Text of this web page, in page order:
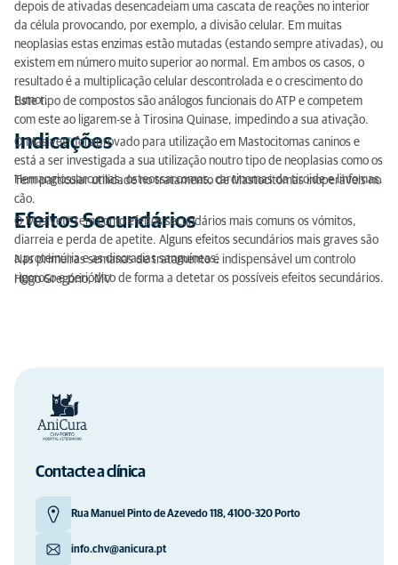
Indicações
Efeitos Secundários
depois de ativadas desencadeiam uma cascata de reações no interior
da célula provocando, por exemplo, a divisão celular. Em muitas
neoplasias estas enzimas estão mutadas (estando sempre ativadas), ou
existem em número muito superior ao normal. Em ambos os casos, o
resultado é a multiplicação celular descontrolada e o crescimento do
tumor.
Este tipo de compostos são análogos funcionais do ATP e competem
com este ao ligarem-se à Tirosina Quinase, impedindo a sua ativação.
Indicações
O Masivet® foi aprovado para utilização em Mastocitomas caninos e
está a ser investigada a sua utilização noutro tipo de neoplasias como os
Hemangiossarcomas, osteossarcomas, carcinomas da tiroide e linfomas.
Tem particular utilidade no tratamento de Mastocitomas inoperáveis no
cão.
Efeitos Secundários
O Masivet® tem como efeitos secundários mais comuns os vómitos,
diarreia e perda de apetite. Alguns efeitos secundários mais graves são
a proteinúria e as discrasias sanguíneas.
Nas primeiras semanas de tratamento é indispensável um controlo
rigoroso e periódico de forma a detetar os possíveis efeitos secundários.
Hugo Gregório, MV
Contacte a clínica
Rua Manuel Pinto de Azevedo 118, 4100-320 Porto
info.chv@anicura.pt